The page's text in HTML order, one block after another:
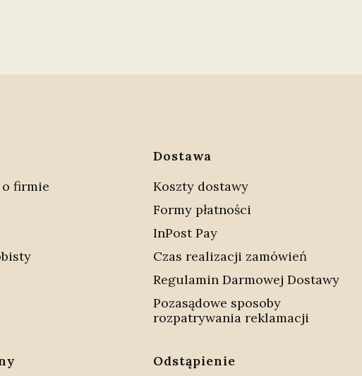
w stopce
firmie
Dostawa
Koszty dostawy
Formy płatności
InPost Pay
Czas realizacji zamówień
Regulamin Darmowej Dostawy
Pozasądowe sposoby
rozpatrywania reklamacji
Odstąpienie